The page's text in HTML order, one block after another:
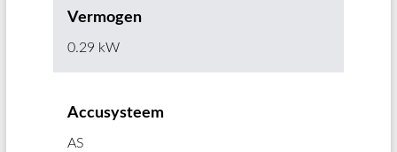
Vermogen
0.29 kW
Accusysteem
AS